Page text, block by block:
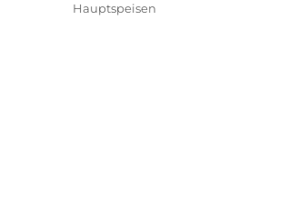
Hauptspeisen